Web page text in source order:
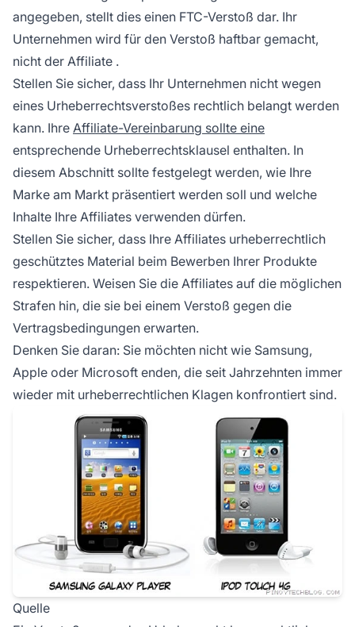
angegeben, stellt dies einen FTC-Verstoß dar. Ihr
Unternehmen wird für den Verstoß haftbar gemacht,
nicht der Affiliate .
Stellen Sie sicher, dass Ihr Unternehmen nicht wegen
eines Urheberrechtsverstoßes rechtlich belangt werden
kann. Ihre Affiliate-Vereinbarung sollte eine
entsprechende Urheberrechtsklausel enthalten. In
diesem Abschnitt sollte festgelegt werden, wie Ihre
Marke am Markt präsentiert werden soll und welche
Inhalte Ihre Affiliates verwenden dürfen.
Stellen Sie sicher, dass Ihre Affiliates urheberrechtlich
geschütztes Material beim Bewerben Ihrer Produkte
respektieren. Weisen Sie die Affiliates auf die möglichen
Strafen hin, die sie bei einem Verstoß gegen die
Vertragsbedingungen erwarten.
Denken Sie daran: Sie möchten nicht wie Samsung,
Apple oder Microsoft enden, die seit Jahrzehnten immer
wieder mit urheberrechtlichen Klagen konfrontiert sind.
Quelle